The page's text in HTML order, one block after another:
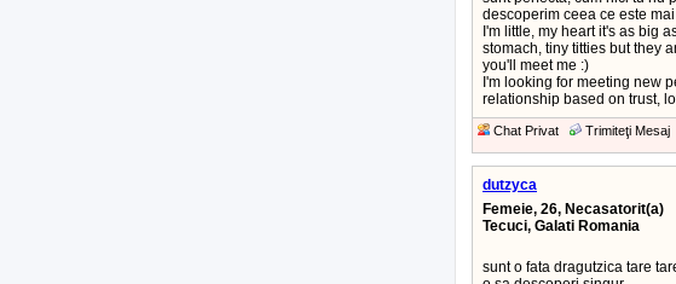
descoperim ceea ce este
I'm little, my heart it's as big
stomach, tiny titties but they
you'll meet me :)
I'm looking for meeting new
relationship based on trust,
Chat Privat Trimiteţi Mesaj
dutzyca
Femeie, 26, Necasatorit(a)
Tecuci, Galati Romania
sunt o fata dragutzica tare